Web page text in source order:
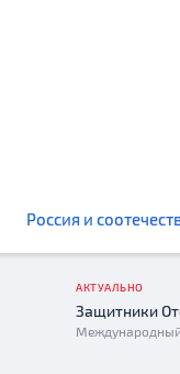
Россия и
АКТУАЛЬНО
Защитники
Международный